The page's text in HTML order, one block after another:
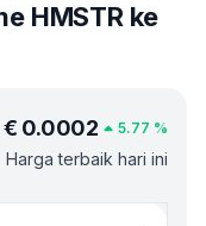
HMSTR ke
€ 0.0002 5.77 %
Harga terbaik hari ini